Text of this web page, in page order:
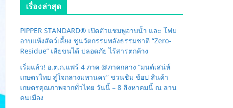
เรื่องล่าสุด
PIPPER STANDARD® เปิดตัวแชมพูอาบน้ำ และ โฟม
อาบแห้งสัตว์เลี้ยง ชูนวัตกรรมพลังธรรมชาติ “Zero-
Residue” เลียขนได้ ปลอดภัย ไร้สารตกค้าง
เริ่มแล้ว! อ.ต.ก.แฟร์ 4 ภาค @ภาคกลาง “มนต์เสน่ห์
เกษตรไทย สู่ใจกลางมหานคร” ชวนชิม ช้อป สินค้า
เกษตรคุณภาพจากทั่วไทย วันนี้ – 8 สิงหาคมนี้ ณ ลาน
คนเมือง